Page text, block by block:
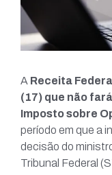
A Receita
(17) que não
Imposto sobre
período em que a
decisão do
Tribunal Federal